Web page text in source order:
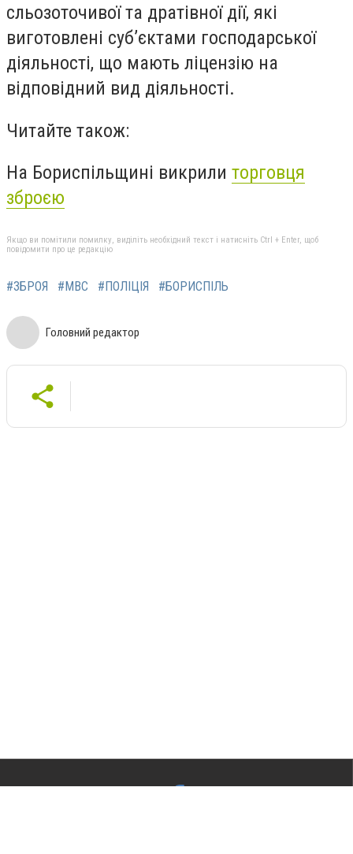
сльозоточивої та дратівної дії, які
виготовлені суб’єктами господарської
діяльності, що мають ліцензію на
відповідний вид діяльності.
Читайте також:
На Бориспільщині викрили торговця
зброєю
Якщо ви помітили помилку, виділіть необхідний текст і натисніть Ctrl + Enter, щоб
повідомити про це редакцію
#ЗБРОЯ #МВС #ПОЛІЦІЯ #БОРИСПІЛЬ
Головний редактор